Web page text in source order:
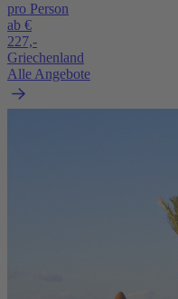
pro Person
ab €
227,-
Griechenland
Alle Angebote